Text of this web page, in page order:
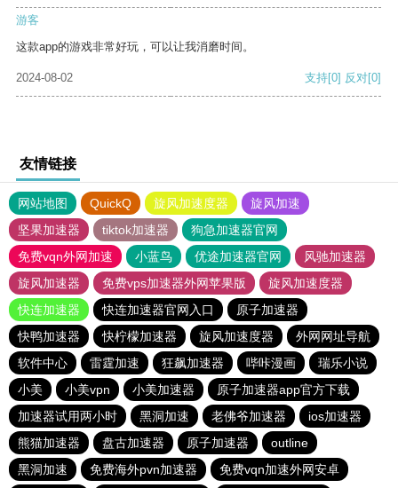
游客
这款app的游戏非常好玩，可以让我消磨时间。
2024-08-02 支持[0] 反对[0]
友情链接
网站地图 QuickQ 旋风加速度器
旋风加速
坚果加速器
tiktok加速器
狗急加速器官网
免费vqn外网加速
小蓝鸟 优途加速器官网
风驰加速器
旋风加速器
免费vps加速器外网苹果版
旋风加速度器
快连加速器
快连加速器官网入口
原子加速器
快鸭加速器
快柠檬加速器 旋风加速度器
外网网址导航
软件中心
雷霆加速 狂飙加速器 哔咔漫画
瑞乐小说
小美
小美vpn 小美加速器
原子加速器app官方下载
加速器试用两小时
黑洞加速 老佛爷加速器
ios加速器
熊猫加速器
盘古加速器 原子加速器
outline
黑洞加速
免费海外pvn加速器
免费vqn加速外网安卓